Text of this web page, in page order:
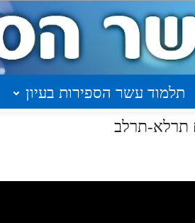
תלמוד עשר הספירות בעיון